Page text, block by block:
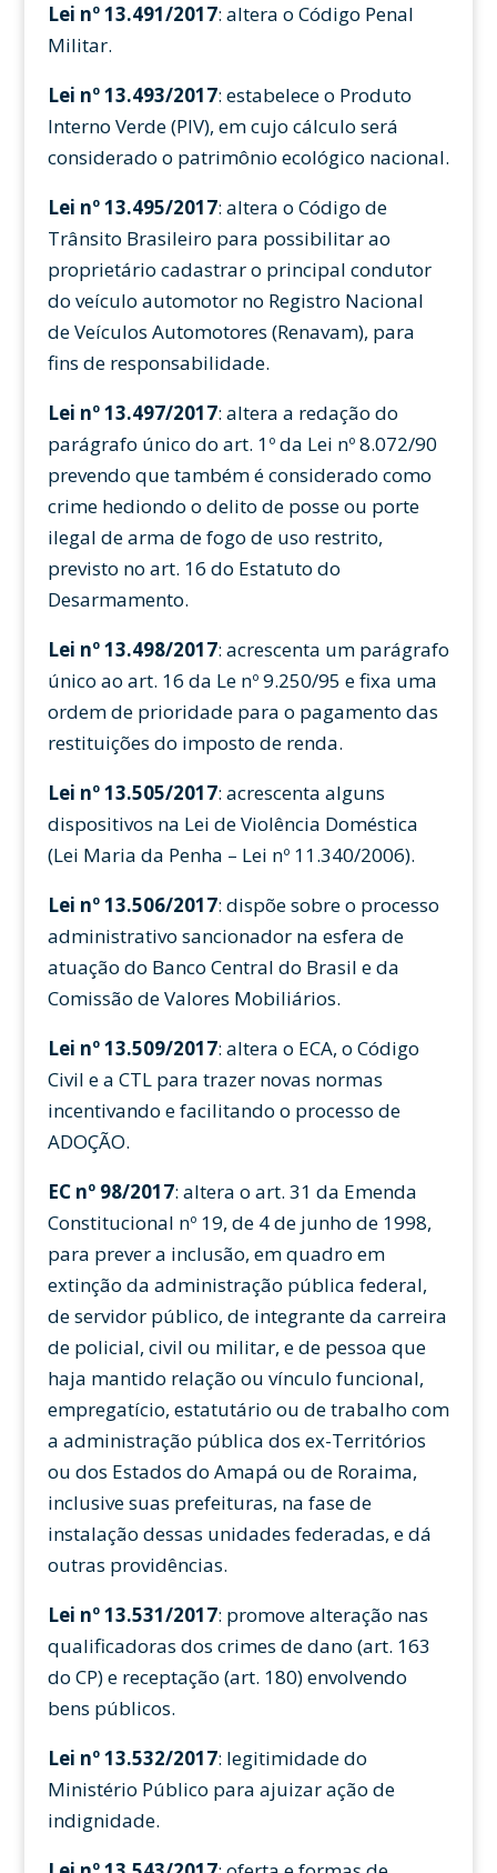
Lei nº 13.491/2017: altera o Código Penal
Militar.
Lei nº 13.493/2017: estabelece o Produto
Interno Verde (PIV), em cujo cálculo será
considerado o patrimônio ecológico nacional.
Lei nº 13.495/2017: altera o Código de
Trânsito Brasileiro para possibilitar ao
proprietário cadastrar o principal condutor
do veículo automotor no Registro Nacional
de Veículos Automotores (Renavam), para
fins de responsabilidade.
Lei nº 13.497/2017: altera a redação do
parágrafo único do art. 1º da Lei nº 8.072/90
prevendo que também é considerado como
crime hediondo o delito de posse ou porte
ilegal de arma de fogo de uso restrito,
previsto no art. 16 do Estatuto do
Desarmamento.
Lei nº 13.498/2017: acrescenta um parágrafo
único ao art. 16 da Le nº 9.250/95 e fixa uma
ordem de prioridade para o pagamento das
restituições do imposto de renda.
Lei nº 13.505/2017: acrescenta alguns
dispositivos na Lei de Violência Doméstica
(Lei Maria da Penha – Lei nº 11.340/2006).
Lei nº 13.506/2017: dispõe sobre o processo
administrativo sancionador na esfera de
atuação do Banco Central do Brasil e da
Comissão de Valores Mobiliários.
Lei nº 13.509/2017: altera o ECA, o Código
Civil e a CTL para trazer novas normas
incentivando e facilitando o processo de
ADOÇÃO.
EC nº 98/2017: altera o art. 31 da Emenda
Constitucional nº 19, de 4 de junho de 1998,
para prever a inclusão, em quadro em
extinção da administração pública federal,
de servidor público, de integrante da carreira
de policial, civil ou militar, e de pessoa que
haja mantido relação ou vínculo funcional,
empregatício, estatutário ou de trabalho com
a administração pública dos ex-Territórios
ou dos Estados do Amapá ou de Roraima,
inclusive suas prefeituras, na fase de
instalação dessas unidades federadas, e dá
outras providências.
Lei nº 13.531/2017: promove alteração nas
qualificadoras dos crimes de dano (art. 163
do CP) e receptação (art. 180) envolvendo
bens públicos.
Lei nº 13.532/2017: legitimidade do
Ministério Público para ajuizar ação de
indignidade.